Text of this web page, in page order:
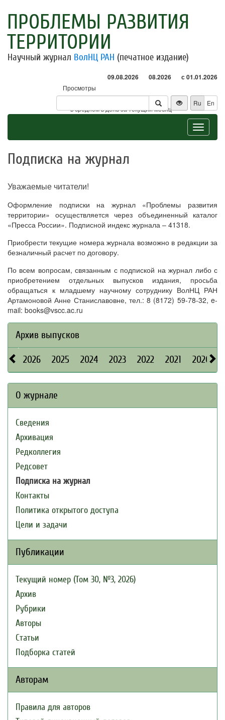
ПРОБЛЕМЫ РАЗВИТИЯ
ТЕРРИТОРИИ
Научный журнал ВолНЦ РАН (печатное издание)
09.08.2026 08.2026 с 01.01.2026
Просмотры
Посетители
* - в среднем в день за текущий месяц
Ru En
Toggle
Подписка на журнал
Уважаемые читатели!
Оформление подписки на журнал «Проблемы развития
территории» осуществляется через объединенный каталог
«Пресса России». Подписной индекс журнала – 41318.
Приобрести текущие номера журнала возможно в редакции за
безналичный расчет по договору.
По всем вопросам, связанным с подпиской на журнал либо с
приобретением отдельных выпусков издания, просьба
обращаться к младшему научному сотруднику ВолНЦ РАН
Артамоновой Анне Станиславовне, тел.: 8 (8172) 59-78-32, e-
mail: books@vscc.ac.ru
Архив выпусков
2026 2025 2024 2023 2022 2021 2020
О журнале
Сведения
Архивация
Редколлегия
Редсовет
Подписка на журнал
Контакты
Политика открытого доступа
Цели и задачи
Публикации
Текущий номер (Том 30, №3, 2026)
Архив
Рубрики
Авторы
Статьи
Подборка статей
Авторам
Правила для авторов